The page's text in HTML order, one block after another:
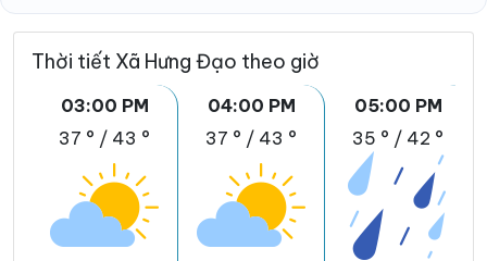
Thời tiết Xã Hưng Đạo theo giờ
03:00 PM
37 ° / 43 °
04:00 PM
37 ° / 43 °
05:00 PM
35 ° / 42 °